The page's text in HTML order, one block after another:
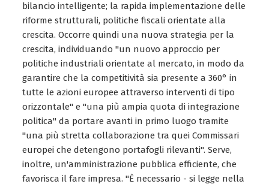
bilancio intelligente; la rapida implementazione delle
riforme strutturali, politiche fiscali orientate alla
crescita. Occorre quindi una nuova strategia per la
crescita, individuando "un nuovo approccio per
politiche industriali orientate al mercato, in modo da
garantire che la competitività sia presente a 360° in
tutte le azioni europee attraverso interventi di tipo
orizzontale" e "una più ampia quota di integrazione
politica" da portare avanti in primo luogo tramite
"una più stretta collaborazione tra quei Commissari
europei che detengono portafogli rilevanti". Serve,
inoltre, un'amministrazione pubblica efficiente, che
favorisca il fare impresa. "È necessario - si legge nella